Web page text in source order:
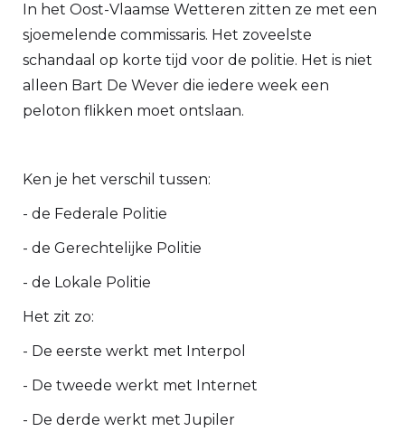
In het Oost-Vlaamse Wetteren zitten ze met een
sjoemelende commissaris. Het zoveelste
schandaal op korte tijd voor de politie. Het is niet
alleen Bart De Wever die iedere week een
peloton flikken moet ontslaan.
Ken je het verschil tussen:
- de Federale Politie
- de Gerechtelijke Politie
- de Lokale Politie
Het zit zo:
- De eerste werkt met Interpol
- De tweede werkt met Internet
- De derde werkt met Jupiler